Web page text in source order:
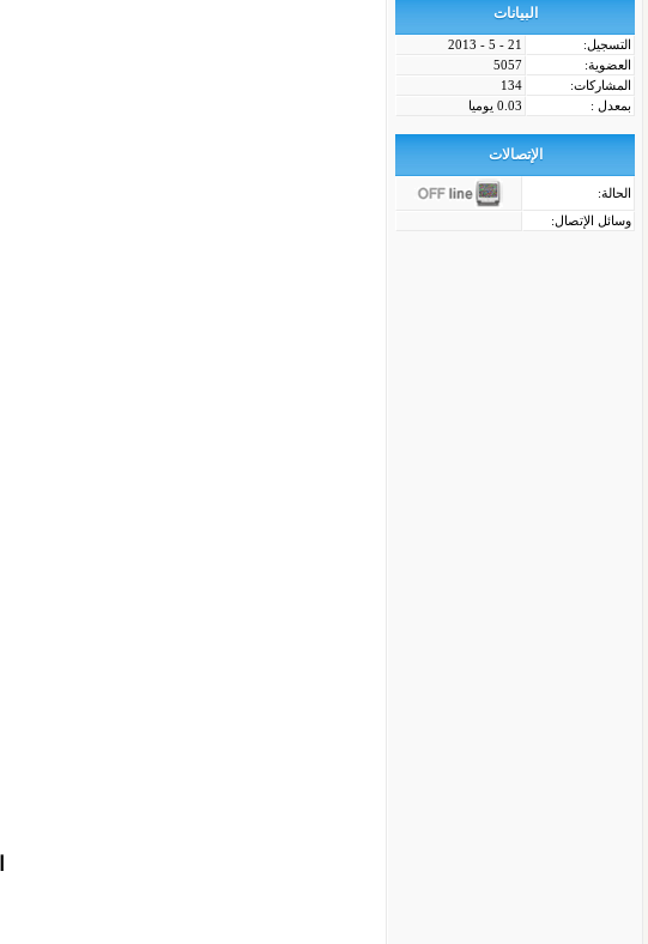
البيانات
التسجيل:
21 - 5 - 2013
العضوية:
5057
المشاركات:
134
بمعدل :
0.03 يوميا
الإتصالات
الحالة:
وسائل الإتصال: